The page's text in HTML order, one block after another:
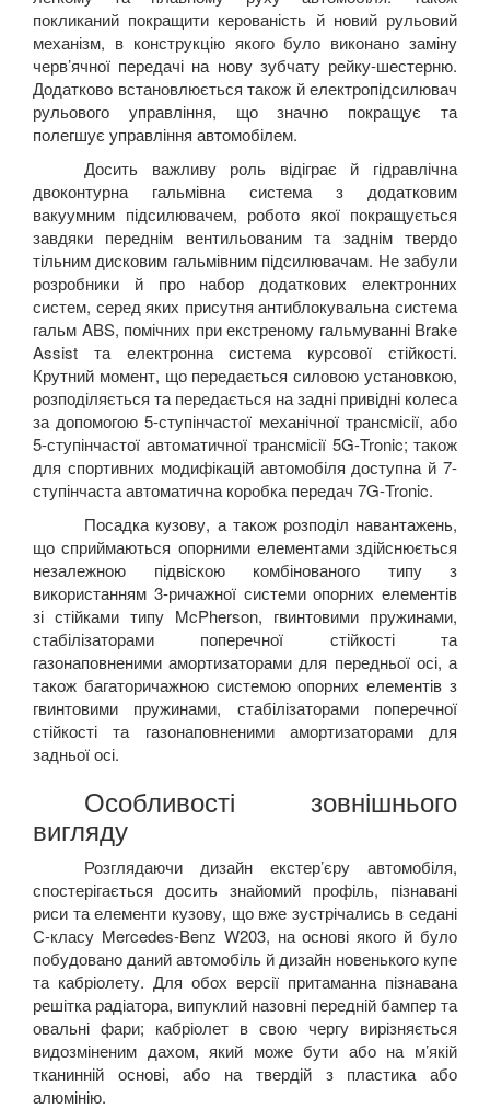
покликаний покращити керованість й новий рульовий
механізм, в конструкцію якого було виконано заміну
черв’ячної передачі на нову зубчату рейку-шестерню.
Додатково встановлюється також й електропідсилювач
рульового управління, що значно покращує та
полегшує управління автомобілем.
Досить важливу роль відіграє й гідравлічна
двоконтурна гальмівна система з додатковим
вакуумним підсилювачем, робото якої покращується
завдяки переднім вентильованим та заднім твердо
тільним дисковим гальмівним підсилювачам. Не забули
розробники й про набор додаткових електронних
систем, серед яких присутня антиблокувальна система
гальм ABS, помічних при екстреному гальмуванні Brake
Assist
та електронна система курсової стійкості.
Крутний момент, що передається силовою установкою,
розподіляється та передається на задні привідні колеса
за допомогою 5-ступінчастої механічної трансмісії, або
5-ступінчастої автоматичної трансмісії 5G-Tronic; також
для спортивних модифікацій автомобіля доступна й 7-
ступінчаста автоматична коробка передач 7G-Tronic.
Посадка кузову, а також розподіл навантажень,
що сприймаються опорними елементами здійснюється
незалежною підвіскою комбінованого типу з
використанням 3-ричажної системи опорних елементів
зі стійками типу McPherson, гвинтовими пружинами,
стабілізаторами поперечної стійкості та
газонаповненими амортизаторами для передньої осі, а
також багаторичажною системою опорних елементів з
гвинтовими пружинами, стабілізаторами поперечної
стійкості та газонаповненими амортизаторами для
задньої осі.
Особливості зовнішнього
вигляду
Розглядаючи дизайн екстер’єру автомобіля,
спостерігається досить знайомий профіль, пізнавані
риси та елементи кузову, що вже зустрічались в седані
С-класу Mercedes-Benz W203, на основі якого й було
побудовано даний автомобіль й дизайн новенького купе
та кабріолету. Для обох версії притаманна пізнавана
решітка радіатора, випуклий назовні передній бампер та
овальні фари; кабріолет в свою чергу вирізняється
видозміненим дахом, який може бути або на м’якій
тканинній основі, або на твердій з пластика або
алюмінію.